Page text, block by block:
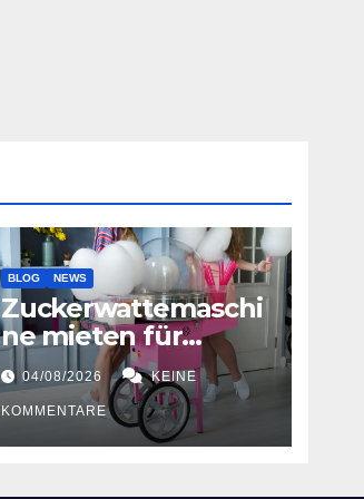
BLOG NEWS
Zuckerwattemaschi
ne mieten für
Hochzeiten
04/08/2026 KEINE
KOMMENTARE